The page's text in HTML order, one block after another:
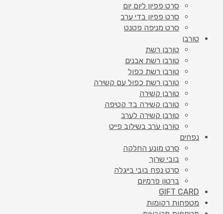
סרט פפיון ליום יום
סרט פפיון בדי ערב
סרט מניפה פטנט
טורבן
טורבן רשת
טורבן רשת אבנים
טורבן רשת כפול
טורבן רשת כפול עם קשירה
טורבן קשירה
טורבן קשירה בד קטיפה
טורבן קשירה לערב
טורבן ערב בשילוב פייט
נפחים
סרט מונע החלקה
בובי שרוך
סרט נפח בובי בייגלה
ברטון פרמיום
GIFT CARD
מטפחות רקומות